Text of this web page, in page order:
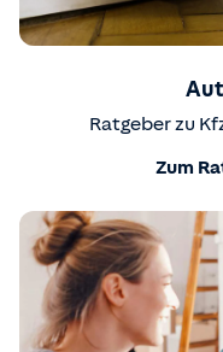
Ratgeber zu
Zum